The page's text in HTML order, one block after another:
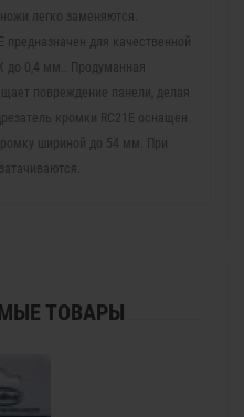
легко заменяются.
предназначен для качественной
до 0,4 мм.. Продуманная
повреждение панели, делая
кромки RC21E оснащен
шириной до 54 мм. При
ТОВАРЫ